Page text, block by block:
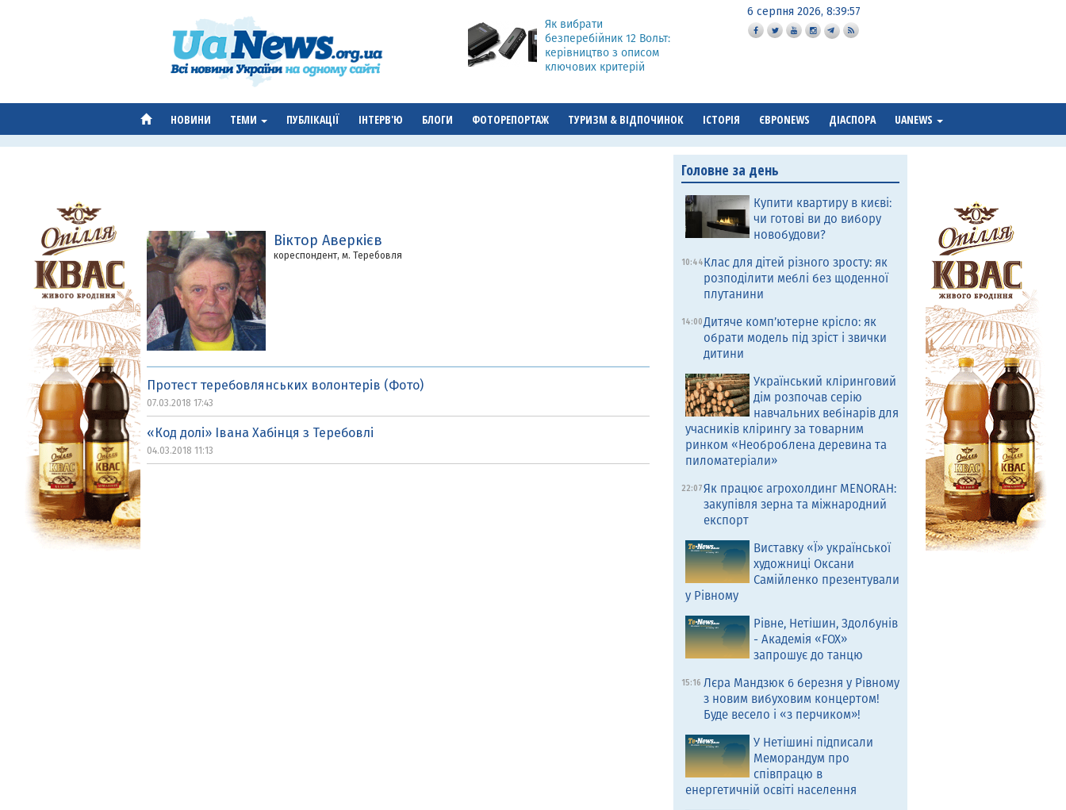
Як вибрати
безперебійник 12 Вольт:
керівництво з описом
ключових критерій
6 серпня 2026, 8:39:58
НОВИНИ ТЕМИ ПУБЛІКАЦІЇ ІНТЕРВ'Ю БЛОГИ ФОТОРЕПОРТАЖ ТУРИЗМ & ВІДПОЧИНОК ІСТОРІЯ ЄВРОNEWS ДІАСПОРА UANEWS
Віктор Аверкієв
кореспондент, м. Теребовля
Протест теребовлянських волонтерів (Фото)
07.03.2018 17:43
«Код долі» Івана Хабінця з Теребовлі
04.03.2018 11:13
Головне за день
Купити квартиру в києві:
чи готові ви до вибору
новобудови?
10:44 Клас для дітей різного зросту: як
розподілити меблі без щоденної
плутанини
14:00Дитяче комп’ютерне крісло: як
обрати модель під зріст і звички
дитини
Український кліринговий
дім розпочав серію
навчальних вебінарів для
учасників клірингу за товарним
ринком «Необроблена деревина та
пиломатеріали»
22:07Як працює агрохолдинг MENORAH:
закупівля зерна та міжнародний
експорт
Виставку «Ї» української
художниці Оксани
Самійленко презентували
у Рівному
Рівне, Нетішин, Здолбунів
- Академія «FOX»
запрошує до танцю
15:16 Лєра Мандзюк 6 березня у Рівному
з новим вибуховим концертом!
Буде весело і «з перчиком»!
У Нетішині підписали
Меморандум про
співпрацю в
енергетичній освіті населення